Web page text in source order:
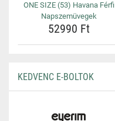
ONE SIZE (53) Havana Férfi
Napszemüvegek
52990 Ft
KEDVENC E-BOLTOK